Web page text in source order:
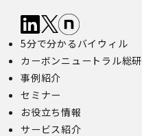
5分で分かるバイウィル
カーボンニュートラル総研
事例紹介
セミナー
お役立ち情報
サービス紹介